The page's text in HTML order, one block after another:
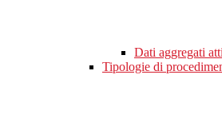
Dati aggregati
Tipologie di